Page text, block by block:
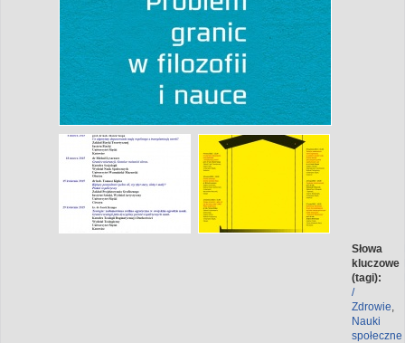
Słowa
kluczowe
(tagi):
/
Zdrowie
Nauki
społeczne